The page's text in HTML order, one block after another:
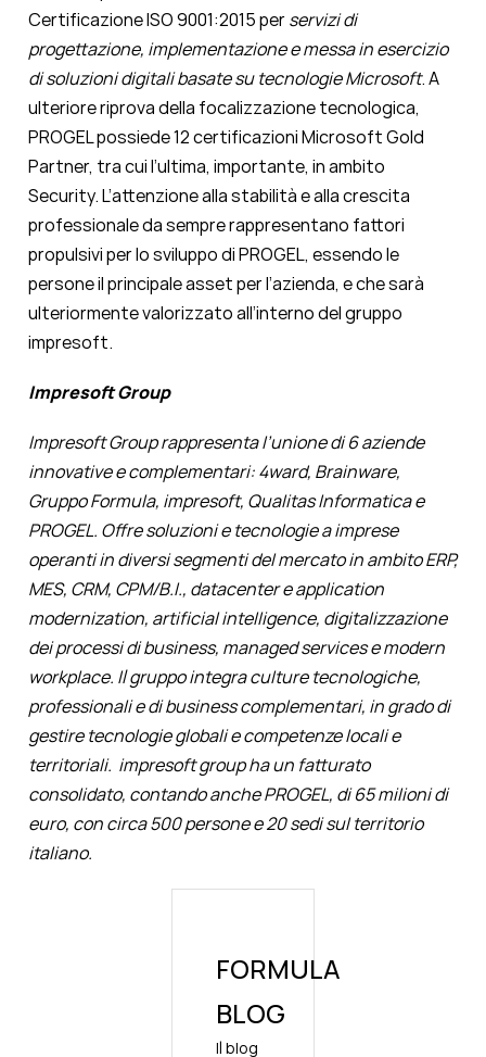
Certificazione ISO 9001:2015 perservizi di
progettazione, implementazione e messa in esercizio
di soluzioni digitali basate su tecnologie Microsoft. A
ulteriore riprova della focalizzazione tecnologica,
PROGEL possiede 12 certificazioni Microsoft Gold
Partner, tra cui l’ultima, importante, in ambito
Security. L’attenzione alla stabilità e alla crescita
professionale da sempre rappresentano fattori
propulsivi per lo sviluppo di PROGEL, essendo le
persone il principale asset per l’azienda, e che sarà
ulteriormente valorizzato all’interno del gruppo
impresoft.
Impresoft Group
Impresoft Group rappresenta l’unione di 6 aziende
innovative e complementari: 4ward, Brainware,
Gruppo Formula, impresoft, Qualitas Informatica e
PROGEL. Offre soluzioni e tecnologie a imprese
operanti in diversi segmenti del mercato in ambito ERP,
MES, CRM, CPM/B.I., datacenter e application
modernization, artificial intelligence, digitalizzazione
dei processi di business, managed services e modern
workplace. Il gruppo integra culture tecnologiche,
professionali e di business complementari, in grado di
gestire tecnologie globali e competenze locali e
territoriali. impresoft group ha un fatturato
consolidato, contando anche PROGEL, di 65 milioni di
euro, con circa 500 persone e 20 sedi sul territorio
italiano.
FORMULA
BLOG
Il blog